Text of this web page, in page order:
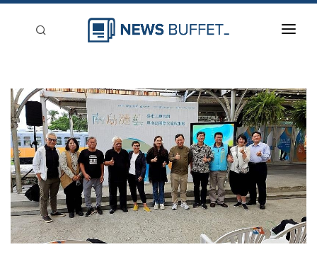
新聞稿分類
登入
刊登